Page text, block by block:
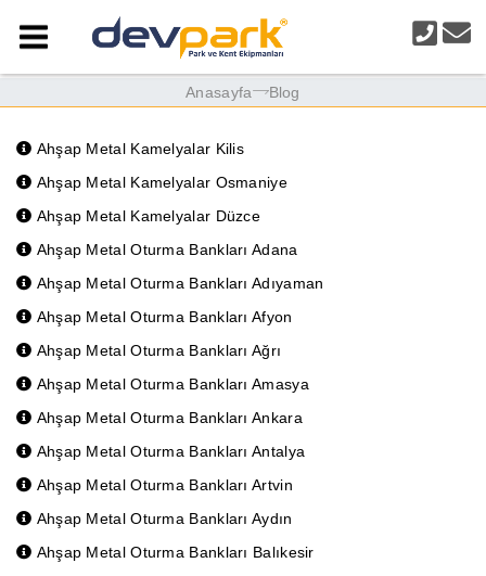
Anasayfa Blog
Ahşap Metal Kamelyalar Kilis
Ahşap Metal Kamelyalar Osmaniye
Ahşap Metal Kamelyalar Düzce
Ahşap Metal Oturma Bankları Adana
Ahşap Metal Oturma Bankları Adıyaman
Ahşap Metal Oturma Bankları Afyon
Ahşap Metal Oturma Bankları Ağrı
Ahşap Metal Oturma Bankları Amasya
Ahşap Metal Oturma Bankları Ankara
Ahşap Metal Oturma Bankları Antalya
Ahşap Metal Oturma Bankları Artvin
Ahşap Metal Oturma Bankları Aydın
Ahşap Metal Oturma Bankları Balıkesir